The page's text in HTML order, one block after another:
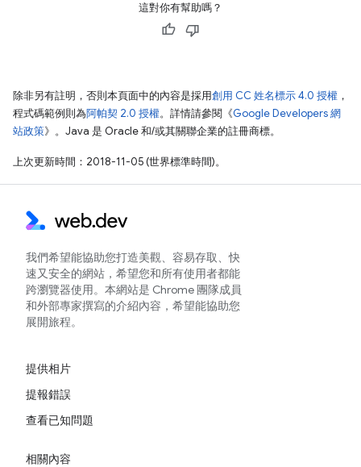
這對你有幫助嗎？
除非另有註明，否則本頁面中的內容是採用創用 CC 姓名標示 4.0 授權 ，
程式碼範例則為阿帕契 2.0 授權。詳情請參閱《Google Developers 網
站政策》。Java 是 Oracle 和/或其關聯企業的註冊商標。
上次更新時間：2018-11-05 (世界標準時間)。
我們希望能協助您打造美觀、容易存取、快
速又安全的網站，希望您和所有使用者都能
跨瀏覽器使用。本網站是 Chrome 團隊成員
和外部專家撰寫的介紹內容，希望能協助您
展開旅程。
提供相片
提報錯誤
查看已知問題
相關內容